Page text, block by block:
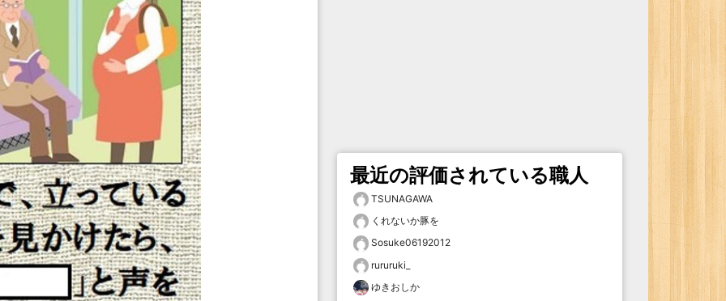
最近の評価されている職人
TSUNAGAWA
くれないか豚を
Sosuke06192012
rururuki_
ゆきおしか